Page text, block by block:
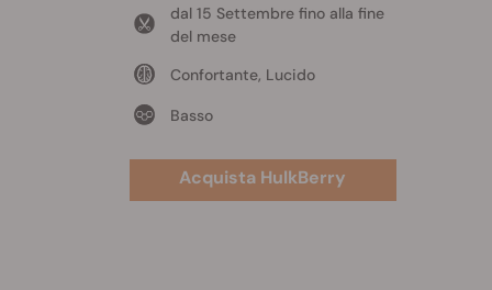
dal 15 Settembre fino alla fine
del mese
Confortante, Lucido
Basso
Acquista HulkBerry